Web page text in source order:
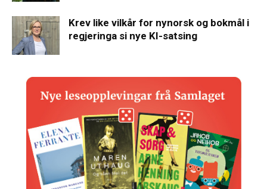
Krev like vilkår for nynorsk og bokmål i
regjeringa si nye KI-satsing